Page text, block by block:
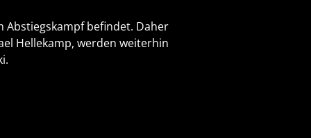
Abstiegskampf befindet. Daher
Hellekamp, werden weiterhin